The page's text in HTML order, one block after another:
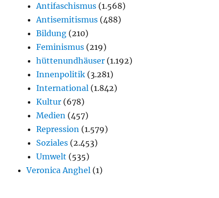
Antifaschismus (1.568)
Antisemitismus (488)
Bildung (210)
Feminismus (219)
hüttenundhäuser (1.192)
Innenpolitik (3.281)
International (1.842)
Kultur (678)
Medien (457)
Repression (1.579)
Soziales (2.453)
Umwelt (535)
Veronica Anghel (1)